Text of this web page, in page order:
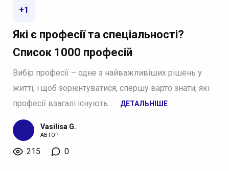
+1
Які є професії та спеціальності?
Список 1000 професій
Вибір професії – одне з найважливіших рішень у
житті, і щоб зорієнтуватися, спершу варто знати, які
професії взагалі існують....
ДЕТАЛЬНІШЕ
Vasilisa G.
АВТОР
215 0